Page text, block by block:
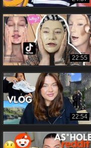
22:55
22:54